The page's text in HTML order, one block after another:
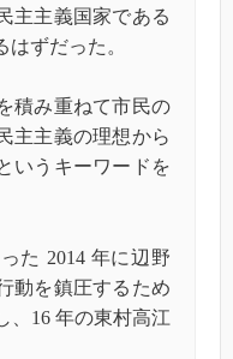
主主義国家である
ずだった。
積み重ねて市民の
主主義の理想から
いうキーワードを
た 2014 年に辺野
動を鎮圧するため
、16 年の東村高江